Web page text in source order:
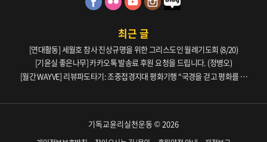
최근 글
[연대활동] 세월호 참사 진상규명을 위한 그리스도인 월례기도회 (8/20)
[기윤실 좋은나무] 카카오톡 발송료 후원 요청을 드립니다. (정병오)
[월간 WAYVE] 리뷰파도타기: 조중접경지대 평화기행 “국경을 걷고 평화를 생
기독교윤리실천운동 © 2026